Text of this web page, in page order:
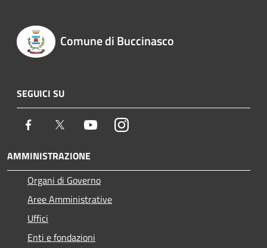
Comune di Buccinasco
SEGUICI SU
Facebook Twitter YoutubeInstagram
AMMINISTRAZIONE
Organi di Governo
Aree Amministrative
Uffici
Enti e fondazioni